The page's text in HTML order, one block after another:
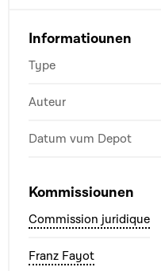
Informatiounen
Type
Auteur
Datum vum Depot
Kommissiounen
Commission juridique
Franz Fayot